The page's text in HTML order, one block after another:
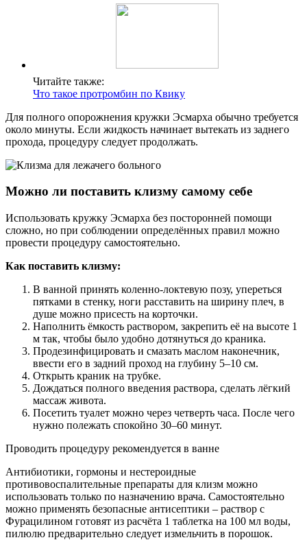
Читайте также:
Что такое протромбин по Квику
Для полного опорожнения кружки Эсмарха обычно требуется
около минуты. Если жидкость начинает вытекать из заднего
прохода, процедуру следует продолжать.
Можно ли поставить клизму самому себе
Использовать кружку Эсмарха без посторонней помощи
сложно, но при соблюдении определённых правил можно
провести процедуру самостоятельно.
Как поставить клизму:
В ванной принять коленно-локтевую позу, упереться
пятками в стенку, ноги расставить на ширину плеч, в
душе можно присесть на корточки.
Наполнить ёмкость раствором, закрепить её на высоте 1
м так, чтобы было удобно дотянуться до краника.
Продезинфицировать и смазать маслом наконечник,
ввести его в задний проход на глубину 5–10 см.
Открыть краник на трубке.
Дождаться полного введения раствора, сделать лёгкий
массаж живота.
Посетить туалет можно через четверть часа. После чего
нужно полежать спокойно 30–60 минут.
Проводить процедуру рекомендуется в ванне
Антибиотики, гормоны и нестероидные
противовоспалительные препараты для клизм можно
использовать только по назначению врача. Самостоятельно
можно применять безопасные антисептики – раствор с
Фурацилином готовят из расчёта 1 таблетка на 100 мл воды,
пилюлю предварительно следует измельчить в порошок.